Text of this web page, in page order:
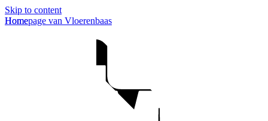
Skip to content
Homepage van Vloerenbaas
Home